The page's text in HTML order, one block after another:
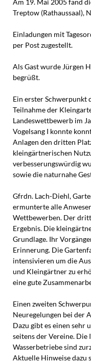
Am 19. Mai 2005 fand
Treptow (Rathaussaal),
Einladungen mit
per Post zugestellt.
Als Gast wurde Jürgen
begrüßt.
Ein erster Schwerpunkt
Teilnahme der
Landeswettbewerb im
Vogelsang I konnte
Anlagen den dritten
kleingärtnerischen
verbesserungswürdig
sowie die naturnahe
Gfrdn. Lach-Diehl,
ermunterte alle
Wettbewerben. Der
Ergebnis. Die
Grundlage. Ihr
Erinnerung. Die
intensivieren um die
und Kleingärtner zu
eine gute
Einen zweiten
Neuregelungen bei der
Dazu gibt es einen
seitens der Vereine.
Wasserbetriebe sind
Aktuelle Hinweise dazu